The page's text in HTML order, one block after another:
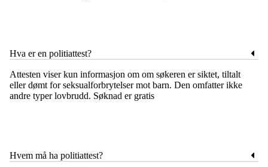
Hva er en politiattest?
Attesten viser kun informasjon om om søkeren er siktet, tiltalt
eller dømt for seksualforbrytelser mot barn. Den omfatter ikke
andre typer lovbrudd. Søknad er gratis
Hvem må ha politiattest?